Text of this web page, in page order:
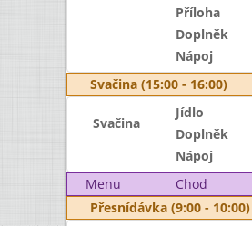
Příloha
Doplněk
Nápoj
Svačina (15:00 - 16:00)
Svačina
Jídlo
Doplněk
Nápoj
Menu
Chod
Přesnídávka (9:00 - 10:00)